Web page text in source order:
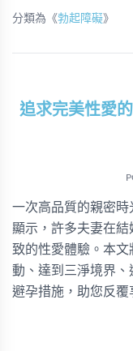
分類為《勃起障礙》
追求完美性愛
一次高品質的親密
顯示，許多夫妻在
致的性愛體驗。本
動、達到三淨境界
避孕措施，助您反覆